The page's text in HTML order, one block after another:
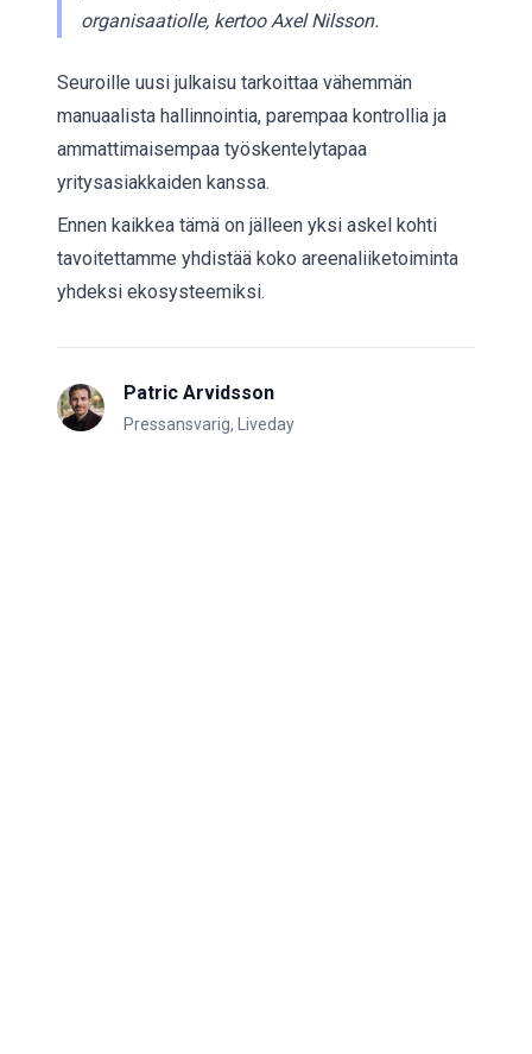
organisaatiolle, kertoo Axel Nilsson.
Seuroille uusi julkaisu tarkoittaa vähemmän
manuaalista hallinnointia, parempaa kontrollia ja
ammattimaisempaa työskentelytapaa
yritysasiakkaiden kanssa.
Ennen kaikkea tämä on jälleen yksi askel kohti
tavoitettamme yhdistää koko areenaliiketoiminta
yhdeksi ekosysteemiksi.
Patric Arvidsson
Pressansvarig, Liveday